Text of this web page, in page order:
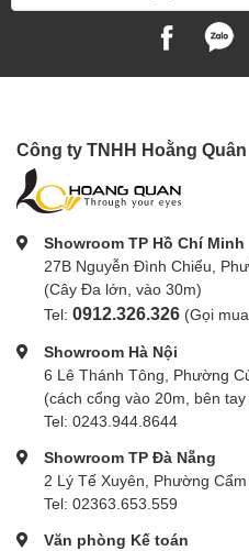
Công ty TNHH Hoằng Quân
Showroom TP Hồ Chí Minh
27B Nguyễn Đình Chiểu,
(Cây Đa lớn, vào 30m)
Tel: 0912.326.326 (Gọi
Showroom Hà Nội
6 Lê Thánh Tông, Phường
(cách cổng vào 20m, bên tay
Tel: 0243.944.8644
Showroom TP Đà Nẵng
2 Lý Tế Xuyên, Phường
Tel: 02363.653.559
Văn phòng Kế toán